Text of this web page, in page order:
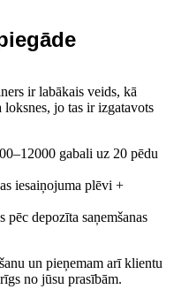
ir labākais veids, kā
jo tas ir izgatavots
gabali uz 20 pēdu
iesaiņojuma plēvi +
depozīta saņemšanas
un pieņemam arī klientu
no jūsu prasībām.